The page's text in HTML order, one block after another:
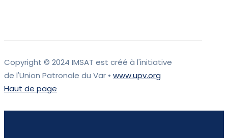
Copyright © 2024 IMSAT est créé à l'initiative
de l'Union Patronale du Var • www.upv.org
Haut de page